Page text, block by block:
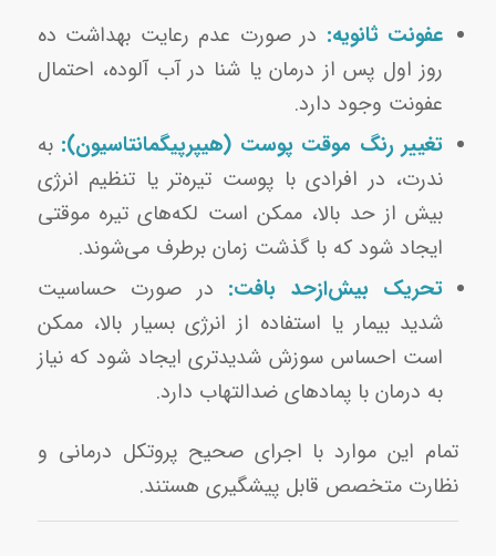
عفونت ثانویه: در صورت عدم رعایت بهداشت ده
روز اول پس از درمان یا شنا در آب آلوده، احتمال
عفونت وجود دارد.
تغییر رنگ موقت پوست (هیپرپیگمانتاسیون): به
ندرت، در افرادی با پوست تیره‌تر یا تنظیم انرژی
بیش از حد بالا، ممکن است لکه‌های تیره موقتی
ایجاد شود که با گذشت زمان برطرف می‌شوند.
تحریک بیش‌ازحد بافت: در صورت حساسیت
شدید بیمار یا استفاده از انرژی بسیار بالا، ممکن
است احساس سوزش شدیدتری ایجاد شود که نیاز
به درمان با پمادهای ضدالتهاب دارد.
تمام این موارد با اجرای صحیح پروتکل درمانی و
نظارت متخصص قابل پیشگیری هستند.